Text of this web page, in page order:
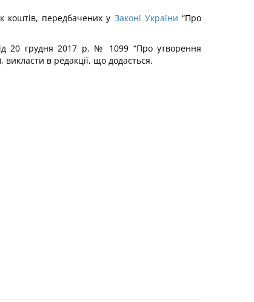
коштів, передбачених у Законі України “Про
20 грудня 2017 р. № 1099 “Про утворення
в редакції, що додається.